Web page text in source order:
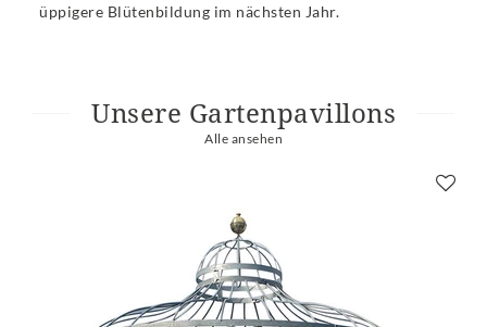
üppigere Blütenbildung im nächsten Jahr.
Unsere Gartenpavillons
Alle ansehen